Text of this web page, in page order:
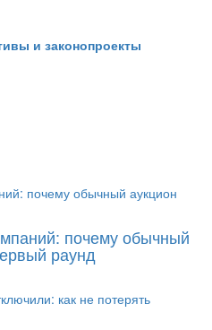
и законопроекты
почему обычный
раунд